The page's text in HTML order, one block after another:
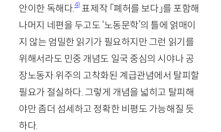
안이한 독해다.4)표제작 「폐허를 보다」를 포함해
나머지 네편을 두고도 ‘노동문학’의 틀에 얽매이
지 않는 엄밀한 읽기가 필요하지만 그런 읽기를
위해서라도 민중 개념도 일국 중심의 시야나 공
장노동자 위주의 고착화된 계급관념에서 탈피할
필요가 절실하다. 그렇게 개념을 넓히고 탈피해
야만 좀더 섬세하고 정확한 비평도 가능해질 듯
하다.